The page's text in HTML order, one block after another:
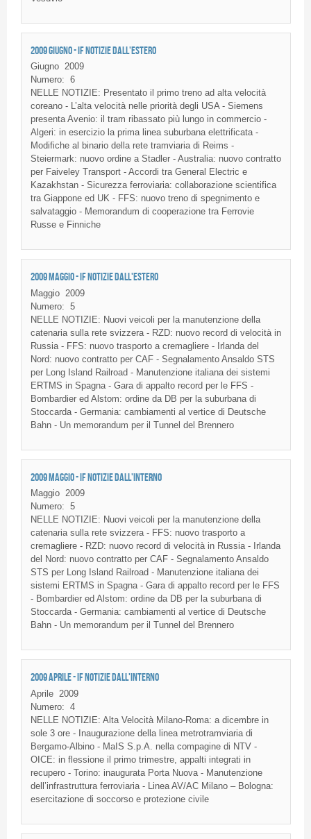
2009 GIUGNO - IF NOTIZIE DALL'ESTERO
Giugno 2009
Numero: 6
NELLE NOTIZIE: Presentato il primo treno ad alta velocità
coreano - L’alta velocità nelle priorità degli USA - Siemens
presenta Avenio: il tram ribassato più lungo in commercio -
Algeri: in esercizio la prima linea suburbana elettrificata -
Modifiche al binario della rete tramviaria di Reims -
Steiermark: nuovo ordine a Stadler - Australia: nuovo contratto
per Faiveley Transport - Accordi tra General Electric e
Kazakhstan - Sicurezza ferroviaria: collaborazione scientifica
tra Giappone ed UK - FFS: nuovo treno di spegnimento e
salvataggio - Memorandum di cooperazione tra Ferrovie
Russe e Finniche
2009 MAGGIO - IF NOTIZIE DALL'ESTERO
Maggio
2009
Numero: 5
NELLE NOTIZIE: Nuovi veicoli per la manutenzione della
catenaria sulla rete svizzera - RZD: nuovo record di velocità in
Russia - FFS: nuovo trasporto a cremagliere - Irlanda del
Nord: nuovo contratto per CAF - Segnalamento Ansaldo STS
per Long Island Railroad - Manutenzione italiana dei sistemi
ERTMS in Spagna - Gara di appalto record per le FFS -
Bombardier ed Alstom: ordine da DB per la suburbana di
Stoccarda - Germania: cambiamenti al vertice di Deutsche
Bahn - Un memorandum per il Tunnel del Brennero
2009 MAGGIO - IF NOTIZIE DALL'INTERNO
Maggio 2009
Numero: 5
NELLE NOTIZIE: Nuovi veicoli per la manutenzione della
catenaria sulla rete svizzera- FFS: nuovo trasportoa
cremagliere- RZD: nuovorecord di velocitàin Russia - Irlanda
del Nord: nuovo contrattoper CAF- Segnalamento Ansaldo
STS per Long Island Railroad - Manutenzione italiana dei
sistemi ERTMS in Spagna- Gara di appaltorecord per le FFS
- Bombardier ed Alstom: ordine daDB per la suburbana di
Stoccarda- Germania: cambiamenti al vertice di Deutsche
Bahn- Un memorandum per il Tunnel del Brennero
2009 APRILE - IF NOTIZIE DALL'INTERNO
Aprile 2009
Numero: 4
NELLE NOTIZIE: Alta VelocitàMilano-Roma: a dicembrein
sole 3 ore - Inaugurazione della linea metrotramviaria di
Bergamo-Albino- MaIS S.p.A. nella compagine di NTV-
OICE: in flessione il primo trimestre, appalti integrati in
recupero- Torino: inaugurata Porta Nuova- Manutenzione
dell’infrastruttura ferroviaria- LineaAV/AC Milano – Bologna:
esercitazione di soccorsoe protezione civile